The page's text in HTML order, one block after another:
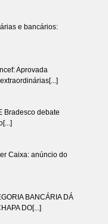
e bancários:
Aprovada
Bradesco debate
Caixa: anúncio do
BANCÁRIA DÁ
DO[...]